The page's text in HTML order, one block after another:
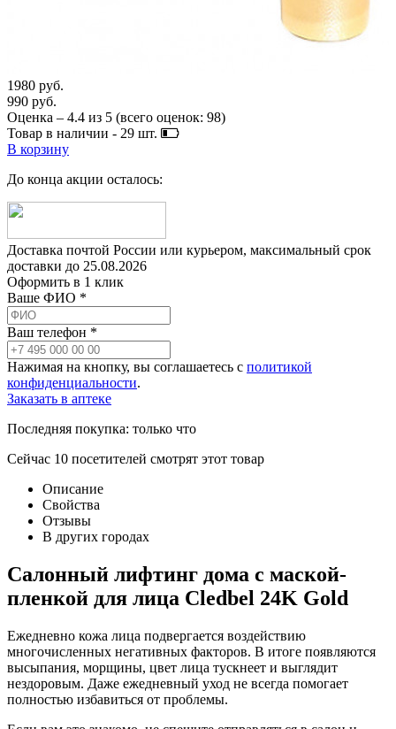
1980 руб.
990 руб.
Оценка – 4.4 из 5 (всего оценок: 98)
Товар в наличии - 29 шт.
В корзину
До конца акции осталось:
Доставка почтой России или курьером, максимальный срок
доставки до 25.08.2026
Оформить в 1 клик
Ваше ФИО *
Ваш телефон *
Нажимая на кнопку, вы соглашаетесь с политикой
конфиденциальности.
Заказать в аптеке
Последняя покупка: только что
Сейчас 10 посетителей смотрят этот товар
Описание
Свойства
Отзывы
В других городах
Салонный лифтинг дома c маской-
пленкой для лица Cledbel 24K Gold
Ежедневно кожа лица подвергается воздействию
многочисленных негативных факторов. В итоге появляются
высыпания, морщины, цвет лица тускнеет и выглядит
нездоровым. Даже ежедневный уход не всегда помогает
полностью избавиться от проблемы.